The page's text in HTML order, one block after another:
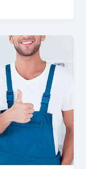
شركة
لايف
للتنظيف